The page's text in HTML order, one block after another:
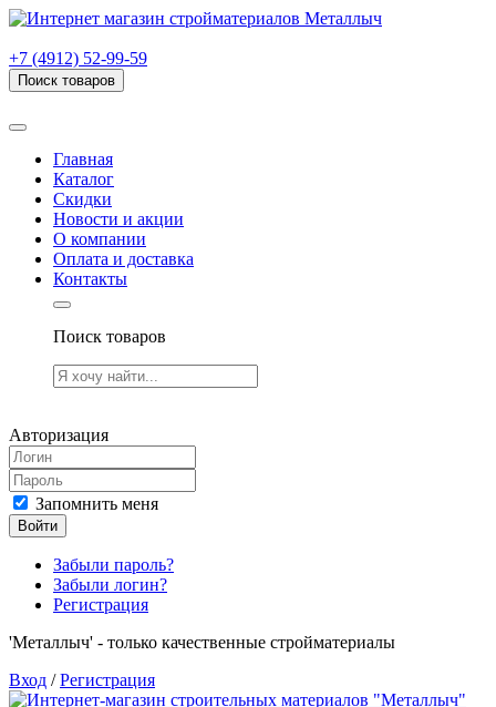
+7 (4912) 52-99-59
Поиск товаров
Главная
Каталог
Скидки
Новости и акции
О компании
Оплата и доставка
Контакты
Поиск товаров
Авторизация
Запомнить меня
Войти
Забыли пароль?
Забыли логин?
Регистрация
'Металлыч' - только качественные стройматериалы
Вход /Регистрация